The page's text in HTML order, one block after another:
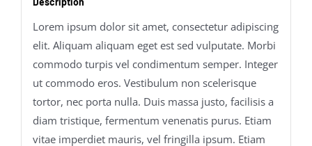
Lorem ipsum dolor sit amet, consectetur adipiscing
elit. Aliquam aliquam eget est sed vulputate. Morbi
commodo turpis vel condimentum semper. Integer
ut commodo eros. Vestibulum non scelerisque
tortor, nec porta nulla. Duis massa justo, facilisis a
diam tristique, fermentum venenatis purus. Etiam
vitae imperdiet mauris, vel fringilla ipsum. Etiam